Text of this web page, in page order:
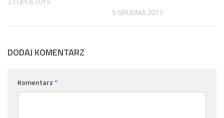
5 GRUDNIA 2017
DODAJ KOMENTARZ
Komentarz*